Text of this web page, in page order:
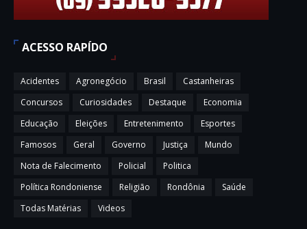
ACESSO RAPÍDO
Acidentes Agronegócio Brasil
Castanheiras
Concursos
Curiosidades Destaque
Economia
Educação
Eleições Entretenimento
Esportes
Famosos
Geral Governo Justiça
Mundo
Nota de Falecimento
Policial
Politica
Política Rondoniense
Religião Rondônia
Saúde
Todas Matérias
Videos